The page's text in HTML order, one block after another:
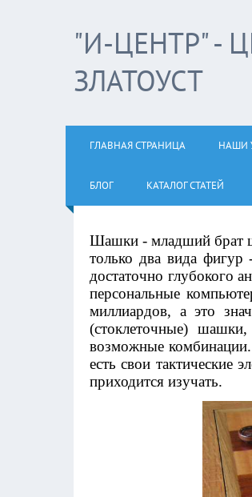
"И-ЦЕНТР" -
ЗЛАТОУСТ
ГЛАВНАЯ СТРАНИЦА НАШИ
БЛОГ КАТАЛОГ СТАТЕЙ
Шашки - младший брат
только два вида фигур
достаточно глубокого
персональные
миллиардов, а это
(стоклеточные)
возможные
есть свои тактические
приходится изучать.